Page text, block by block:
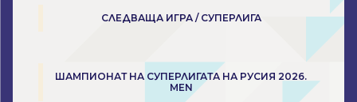
СЛЕДВАЩА ИГРА / СУПЕРЛИГА
ШАМПИОНАТ НА СУПЕРЛИГАТА НА РУСИЯ 2026.
MEN